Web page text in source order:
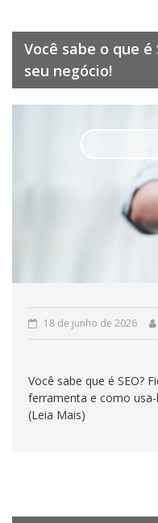
Você sabe o que é
seu negócio!
18 de junho de 2026
Você sabe que é SEO?
ferramenta e como
(Leia Mais)